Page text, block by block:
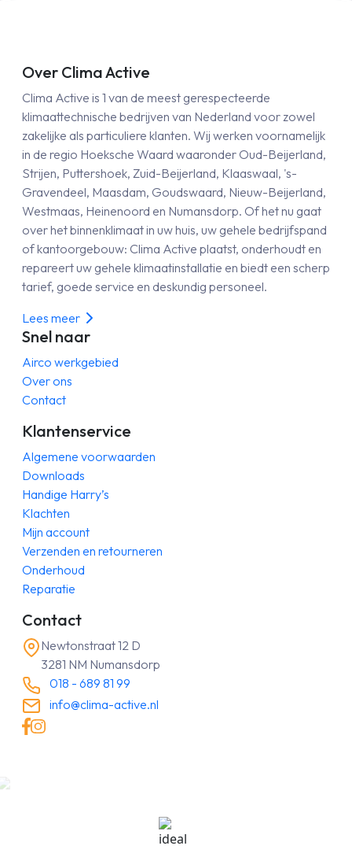
Over Clima Active
Clima Active is 1 van de meest gerespecteerde
klimaattechnische bedrijven van Nederland voor zowel
zakelijke als particuliere klanten. Wij werken voornamelijk
in de regio Hoeksche Waard waaronder Oud-Beijerland,
Strijen, Puttershoek, Zuid-Beijerland, Klaaswaal, 's-
Gravendeel, Maasdam, Goudswaard, Nieuw-Beijerland,
Westmaas, Heinenoord en Numansdorp. Of het nu gaat
over het binnenklimaat in uw huis, uw gehele bedrijfspand
of kantoorgebouw: Clima Active plaatst, onderhoudt en
repareert uw gehele klimaatinstallatie en biedt een scherp
tarief, goede service en deskundig personeel.
Lees meer
Snel naar
Airco werkgebied
Over ons
Contact
Klantenservice
Algemene voorwaarden
Downloads
Handige Harry’s
Klachten
Mijn account
Verzenden en retourneren
Onderhoud
Reparatie
Contact
Newtonstraat 12 D
3281 NM Numansdorp
018 - 689 81 99
info@clima-active.nl